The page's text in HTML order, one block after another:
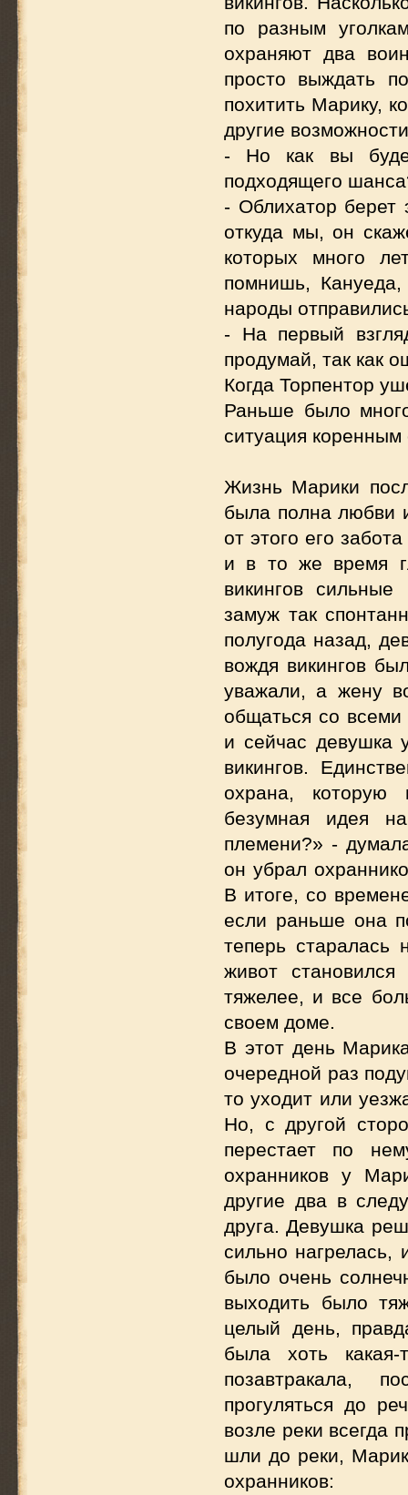
по разным
охраняют два
просто выждать
похитить Марику,
другие
- Но как вы
подходящего
- Облихатор берет
откуда мы, он
которых много
помнишь,
народы
- На первый
продумай, так как
Когда Торпентор
Раньше было
ситуация
Жизнь Марики
была полна любви
от этого его
и в то же время
викингов
замуж так
полугода назад,
вождя викингов
уважали, а жену
общаться со
и сейчас девушка
викингов.
охрана, которую
безумная идея
племени?» -
он убрал
В итоге, со
если раньше она
теперь
живот
тяжелее, и все
своем доме.
В этот день
очередной раз
то уходит или
Но, с другой
перестает по
охранников у
другие два в
друга. Девушка
сильно
было очень
выходить было
целый день,
была хоть
позавтракала,
прогуляться до
возле реки всегда
шли до реки,
охранников: